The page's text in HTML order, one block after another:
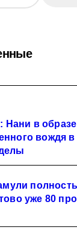
Нани в образе
вождя
уже 80